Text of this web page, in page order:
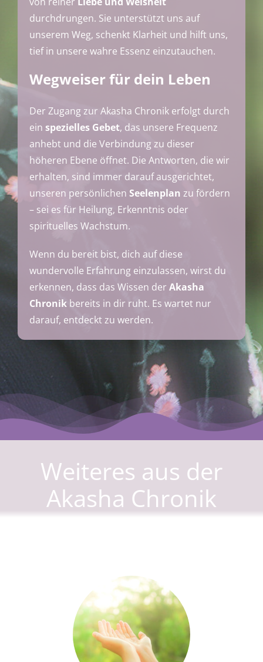
durchdrungen. Sie unterstützt uns auf
unserem Weg, schenkt Klarheit und hilft uns,
tief in unsere wahre Essenz einzutauchen.
Wegweiser für dein Leben
Der Zugang zur Akasha Chronik erfolgt durch
ein spezielles Gebet, das unsere Frequenz
anhebt und die Verbindung zu dieser
höheren Ebene öffnet. Die Antworten, die wir
erhalten, sind immer darauf ausgerichtet,
unseren persönlichen Seelenplan zu fördern
– sei es für Heilung, Erkenntnis oder
spirituelles Wachstum.
Wenn du bereit bist, dich auf diese
wundervolle Erfahrung einzulassen, wirst du
erkennen, dass das Wissen der Akasha
Chronikbereits in dir ruht. Es wartet nur
darauf, entdeckt zu werden.
Weiteres aus der
Akasha Chronik